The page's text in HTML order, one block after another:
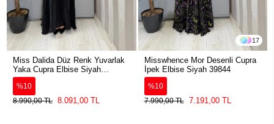
Miss Dalida Düz Renk Yuvarlak
Yaka Cupra Elbise Siyah
2264304
%10
8.990,00 TL 8.091,00 TL
17
Misswhence Mor Desenli Cupra
İpek Elbise Siyah 39844
%10
7.990,00 TL
7.191,00 TL